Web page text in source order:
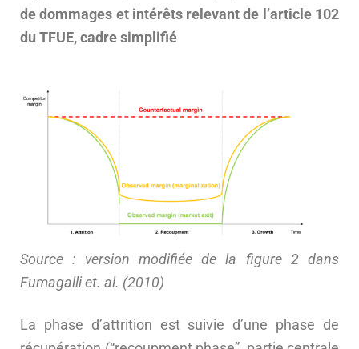
de dommages et intérêts relevant de l’article 102
du TFUE, cadre simplifié
Source : version modifiée de la figure 2 dans
Fumagalli et. al. (2010)
La phase d’attrition est suivie d’une phase de